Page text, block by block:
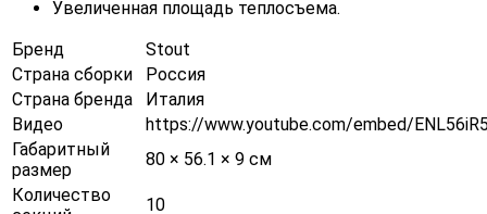
Увеличенная площадь теплосъема.
Бренд
Stout
Страна сборки
Россия
Страна бренда
Италия
Видео
https://www.youtube.com/embed/
Габаритный
размер
80 × 56.1 × 9 см
Количество
10